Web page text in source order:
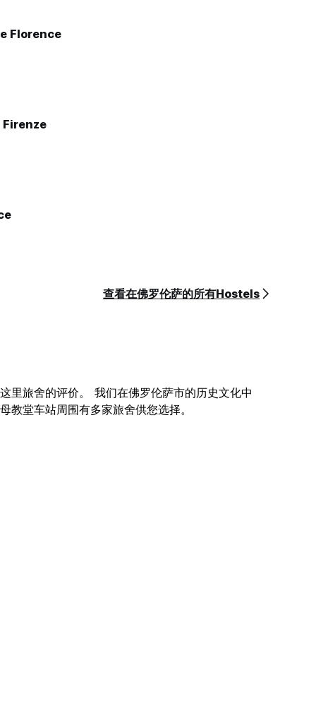
Florence
Firenze
查看在佛罗伦萨的所有Hostels
里旅舍的评价。 我们在佛罗伦萨市的历史文化中
教堂车站周围有多家旅舍供您选择。